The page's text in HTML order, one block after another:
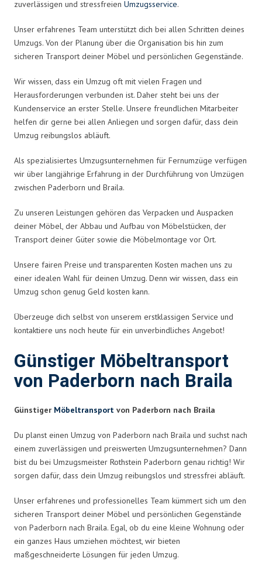
zuverlässigen und stressfreien Umzugsservice.
Unser erfahrenes Team unterstützt dich bei allen Schritten deines
Umzugs. Von der Planung über die Organisation bis hin zum
sicheren Transport deiner Möbel und persönlichen Gegenstände.
Wir wissen, dass ein Umzug oft mit vielen Fragen und
Herausforderungen verbunden ist. Daher steht bei uns der
Kundenservice an erster Stelle. Unsere freundlichen Mitarbeiter
helfen dir gerne bei allen Anliegen und sorgen dafür, dass dein
Umzug reibungslos abläuft.
Als spezialisiertes Umzugsunternehmen für Fernumzüge verfügen
wir über langjährige Erfahrung in der Durchführung von Umzügen
zwischen Paderborn und Braila.
Zu unseren Leistungen gehören das Verpacken und Auspacken
deiner Möbel, der Abbau und Aufbau von Möbelstücken, der
Transport deiner Güter sowie die Möbelmontage vor Ort.
Unsere fairen Preise und transparenten Kosten machen uns zu
einer idealen Wahl für deinen Umzug. Denn wir wissen, dass ein
Umzug schon genug Geld kosten kann.
Überzeuge dich selbst von unserem erstklassigen Service und
kontaktiere uns noch heute für ein unverbindliches Angebot!
Günstiger Möbeltransport
von Paderborn nach Braila
Günstiger Möbeltransport von Paderborn nach Braila
Du planst einen Umzug von Paderborn nach Braila und suchst nach
einem zuverlässigen und preiswerten Umzugsunternehmen? Dann
bist du bei Umzugsmeister Rothstein Paderborn genau richtig! Wir
sorgen dafür, dass dein Umzug reibungslos und stressfrei abläuft.
Unser erfahrenes und professionelles Team kümmert sich um den
sicheren Transport deiner Möbel und persönlichen Gegenstände
von Paderborn nach Braila. Egal, ob du eine kleine Wohnung oder
ein ganzes Haus umziehen möchtest, wir bieten
maßgeschneiderte Lösungen für jeden Umzug.